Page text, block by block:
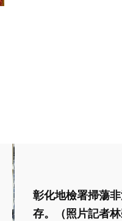
彰化地檢署掃蕩
存。（照片記者林